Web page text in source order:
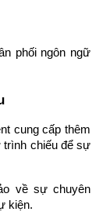
phối ngôn ngữ
cung cấp thêm
trình chiếu để sự
về sự chuyên
kiện.